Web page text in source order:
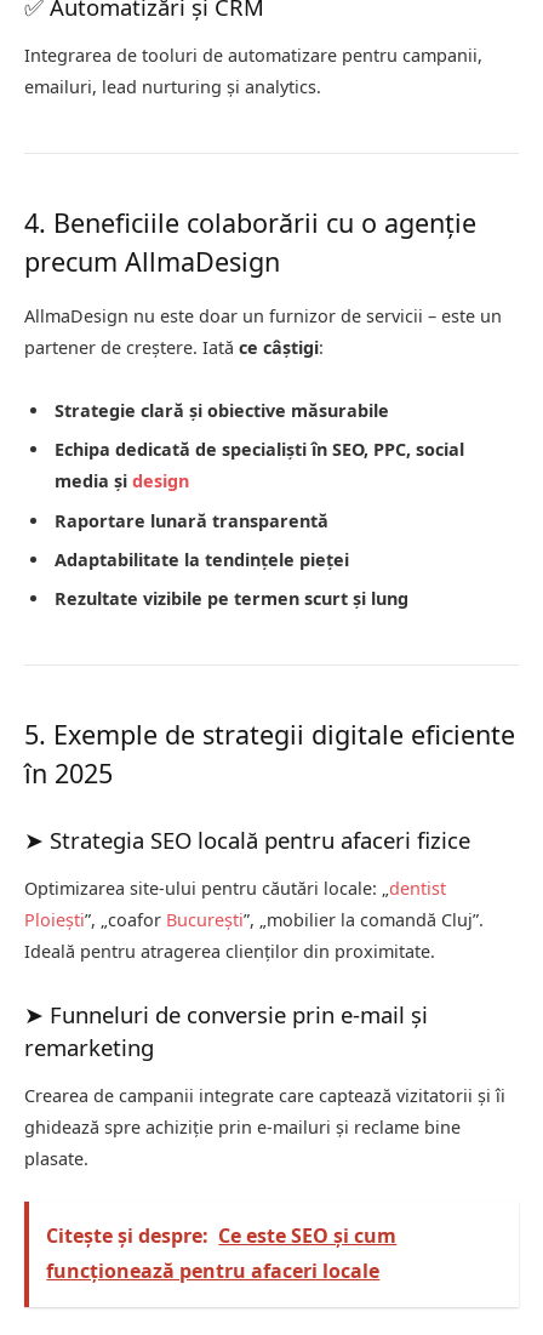
✅ Automatizări și CRM
Integrarea de tooluri de automatizare pentru campanii,
emailuri, lead nurturing și analytics.
4. Beneficiile colaborării cu o agenție
precum AllmaDesign
AllmaDesign nu este doar un furnizor de servicii – este un
partener de creștere. Iată ce câștigi:
Strategie clară și obiective măsurabile
Echipa dedicată de specialiști în SEO, PPC, social
media și design
Raportare lunară transparentă
Adaptabilitate la tendințele pieței
Rezultate vizibile pe termen scurt și lung
5. Exemple de strategii digitale eficiente
în 2025
➤ Strategia SEO locală pentru afaceri fizice
Optimizarea site-ului pentru căutări locale: „dentist
Ploiești”, „coafor București”, „mobilier la comandă Cluj”.
Ideală pentru atragerea clienților din proximitate.
➤ Funneluri de conversie prin e-mail și
remarketing
Crearea de campanii integrate care captează vizitatorii și îi
ghidează spre achiziție prin e-mailuri și reclame bine
plasate.
Citește și despre: Ce este SEO și cum
funcționează pentru afaceri locale